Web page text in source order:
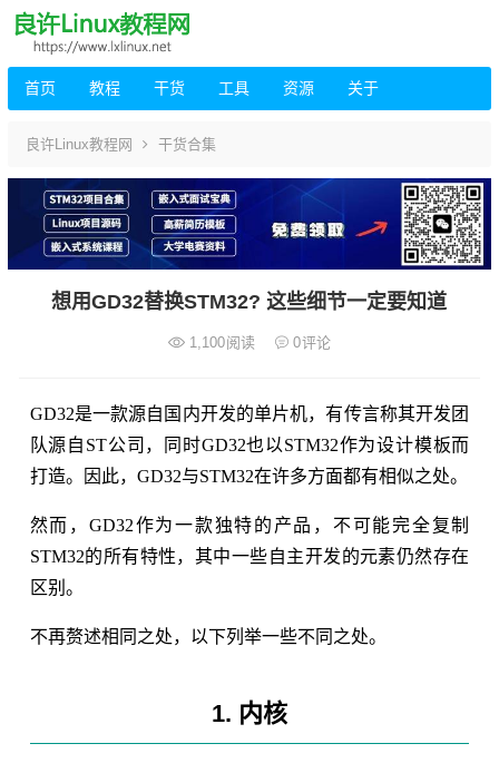
首页 教程 干货 工具 资源 关于
良许Linux教程网 干货合集
想用GD32替换STM32? 这些细节一定要知道
1,100阅读 0评论
GD32是一款源自国内开发的单片机，有传言称其开发团
队源自ST公司，同时GD32也以STM32作为设计模板而
打造。因此，GD32与STM32在许多方面都有相似之处。
然而，GD32作为一款独特的产品，不可能完全复制
STM32的所有特性，其中一些自主开发的元素仍然存在
区别。
不再赘述相同之处，以下列举一些不同之处。
1. 内核